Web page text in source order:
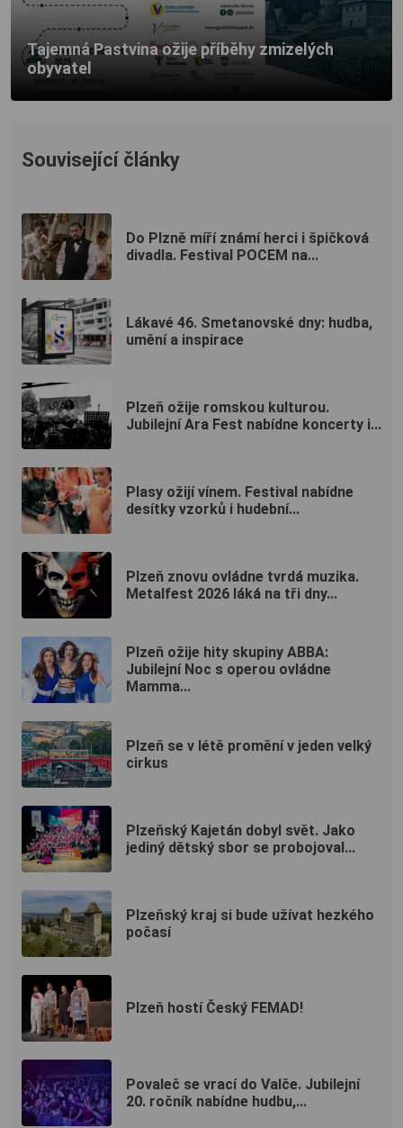
Tajemná Pastvina ožije příběhy zmizelých
obyvatel
Související články
Do Plzně míří známí herci i špičková
divadla. Festival POCEM na...
Lákavé 46. Smetanovské dny: hudba,
umění a inspirace
Plzeň ožije romskou kulturou.
Jubilejní Ara Fest nabídne koncerty i...
Plasy ožijí vínem. Festival nabídne
desítky vzorků i hudební...
Plzeň znovu ovládne tvrdá muzika.
Metalfest 2026 láká na tři dny...
Plzeň ožije hity skupiny ABBA:
Jubilejní Noc s operou ovládne
Mamma...
Plzeň se v létě promění v jeden velký
cirkus
Plzeňský Kajetán dobyl svět. Jako
jediný dětský sbor se probojoval...
Plzeňský kraj si bude užívat hezkého
počasí
Plzeň hostí Český FEMAD!
Povaleč se vrací do Valče. Jubilejní
20. ročník nabídne hudbu,...